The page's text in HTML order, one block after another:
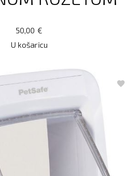
€
50,00
U košaricu